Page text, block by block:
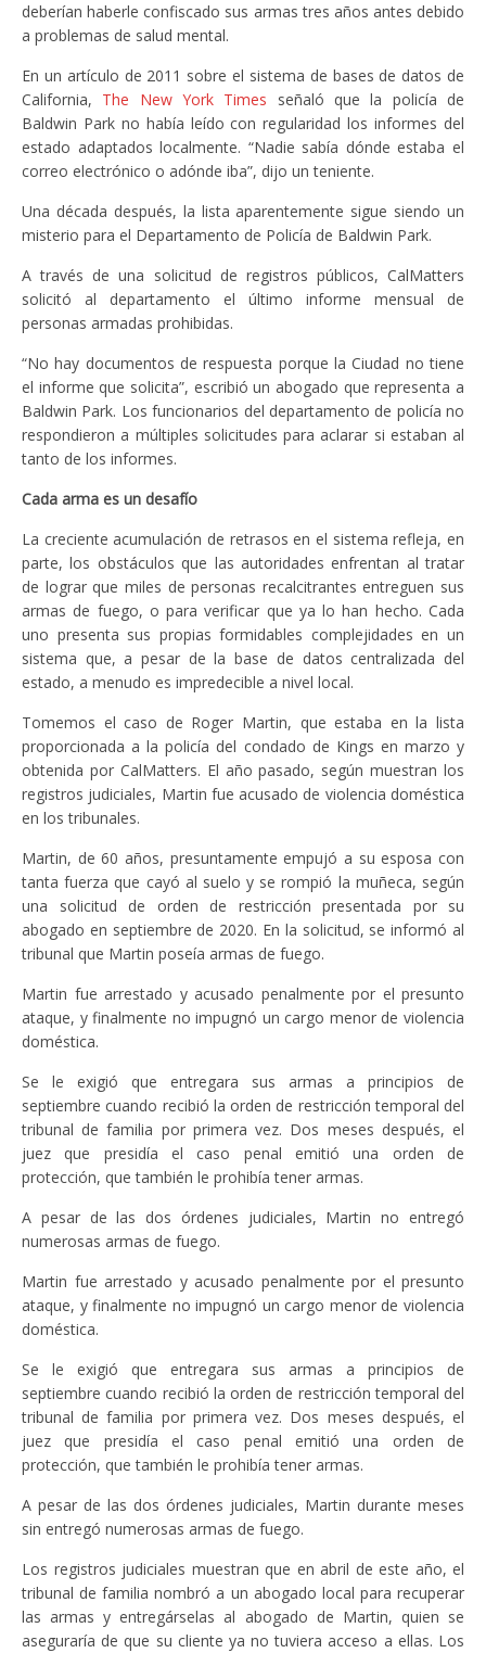
deberían haberle confiscado sus armas tres años antes debido
a problemas de salud mental.
En un artículo de 2011 sobre el sistema de bases de datos de
California, The New York Times señaló que la policía de
Baldwin Park no había leído con regularidad los informes del
estado adaptados localmente. “Nadie sabía dónde estaba el
correo electrónico o adónde iba”, dijo un teniente.
Una década después, la lista aparentemente sigue siendo un
misterio para el Departamento de Policía de Baldwin Park.
A través de una solicitud de registros públicos, CalMatters
solicitó al departamento el último informe mensual de
personas armadas prohibidas.
“No hay documentos de respuesta porque la Ciudad no tiene
el informe que solicita”, escribió un abogado que representa a
Baldwin Park. Los funcionarios del departamento de policía no
respondieron a múltiples solicitudes para aclarar si estaban al
tanto de los informes.
Cada arma es un desafío
La creciente acumulación de retrasos en el sistema refleja, en
parte, los obstáculos que las autoridades enfrentan al tratar
de lograr que miles de personas recalcitrantes entreguen sus
armas de fuego, o para verificar que ya lo han hecho. Cada
uno presenta sus propias formidables complejidades en un
sistema que, a pesar de la base de datos centralizada del
estado, a menudo es impredecible a nivel local.
Tomemos el caso de Roger Martin, que estaba en la lista
proporcionada a la policía del condado de Kings en marzo y
obtenida por CalMatters. El año pasado, según muestran los
registros judiciales, Martin fue acusado de violencia doméstica
en los tribunales.
Martin, de 60 años, presuntamente empujó a su esposa con
tanta fuerza que cayó al suelo y se rompió la muñeca, según
una solicitud de orden de restricción presentada por su
abogado en septiembre de 2020. En la solicitud, se informó al
tribunal que Martin poseía armas de fuego.
Martin fue arrestado y acusado penalmente por el presunto
ataque, y finalmente no impugnó un cargo menor de violencia
doméstica.
Se le exigió que entregara sus armas a principios de
septiembre cuando recibió la orden de restricción temporal del
tribunal de familia por primera vez. Dos meses después, el
juez que presidía el caso penal emitió una orden de
protección, que también le prohibía tener armas.
A pesar de las dos órdenes judiciales, Martin no entregó
numerosas armas de fuego.
Martin fue arrestado y acusado penalmente por el presunto
ataque, y finalmente no impugnó un cargo menor de violencia
doméstica.
Se le exigió que entregara sus armas a principios de
septiembre cuando recibió la orden de restricción temporal del
tribunal de familia por primera vez. Dos meses después, el
juez que presidía el caso penal emitió una orden de
protección, que también le prohibía tener armas.
A pesar de las dos órdenes judiciales, Martin durante meses
sin entregó numerosas armas de fuego.
Los registros judiciales muestran que en abril de este año, el
tribunal de familia nombró a un abogado local para recuperar
las armas y entregárselas al abogado de Martin, quien se
aseguraría de que su cliente ya no tuviera acceso a ellas. Los